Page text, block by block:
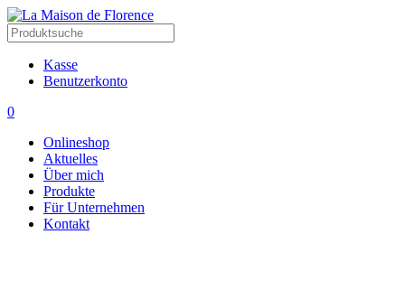
Kasse
Benutzerkonto
0
Onlineshop
Aktuelles
Über mich
Produkte
Für Unternehmen
Kontakt